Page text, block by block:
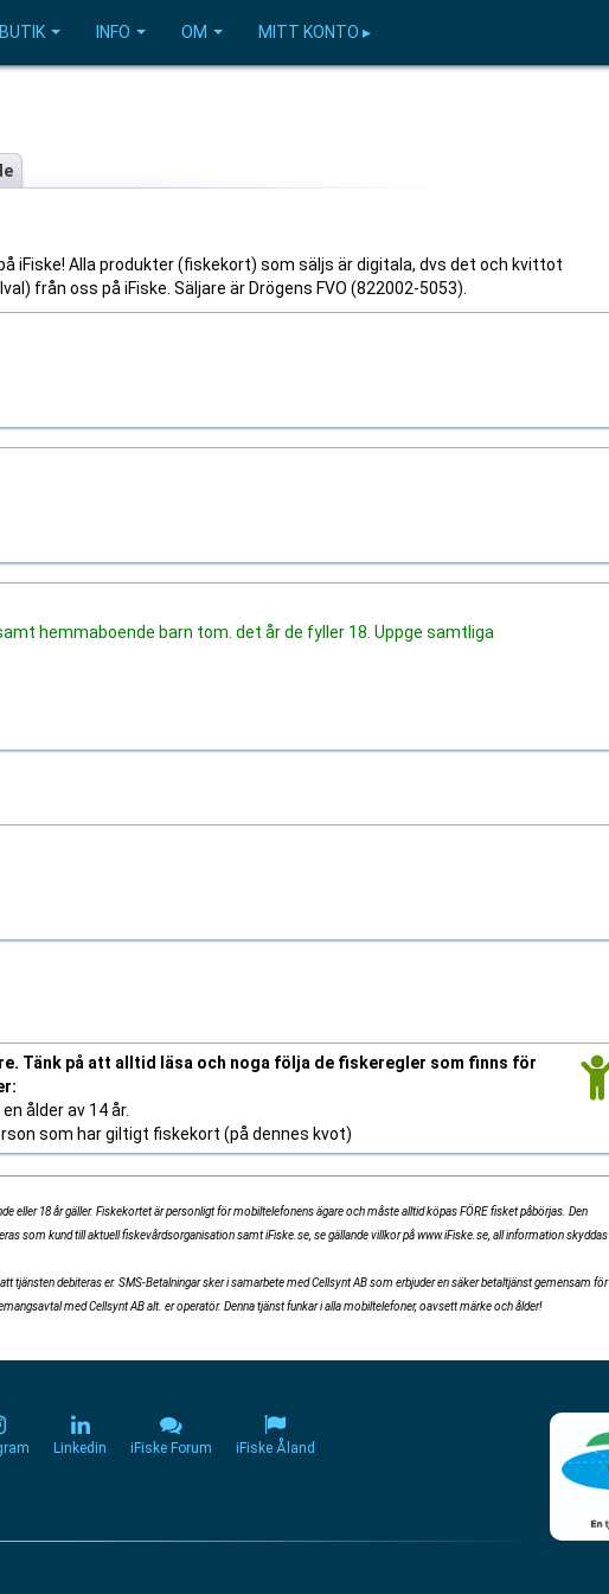
BUTIK INFO OM MITT KONTO ▸
iFiske! Alla produkter (fiskekort) som säljs är digitala, dvs det och kvittot
från oss på iFiske. Säljare är Drögens FVO (822002-5053).
hemmaboende barn tom. det år de fyller 18. Uppge samtliga
Tänk på att alltid läsa och noga följa de fiskeregler som finns för
ålder av 14 år.
som har giltigt fiskekort (på dennes kvot)
eller 18 år gäller. Fiskekortet är personligt för mobiltelefonens ägare och måste alltid köpas FÖRE fisket påbörjas. Den
som kund till aktuell fiskevårdsorganisation samt iFiske.se, se gällande villkor på www.iFiske.se, all information skyddas
tjänsten debiteras er. SMS-Betalningar sker i samarbete med Cellsynt AB som erbjuder en säker betaltjänst gemensam för
med Cellsynt AB alt. er operatör. Denna tjänst funkar i alla mobiltelefoner, oavsett märke och ålder!
Linkedin iFiske Forum iFiske Åland